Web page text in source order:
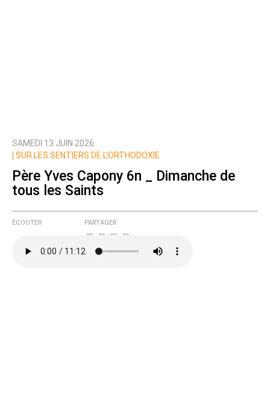
SAMEDI 13 JUIN 2026
SUR LES SENTIERS DE L’ORTHODOXIE
Père Yves Capony 6n _ Dimanche de
tous les Saints
ÉCOUTER PARTAGER